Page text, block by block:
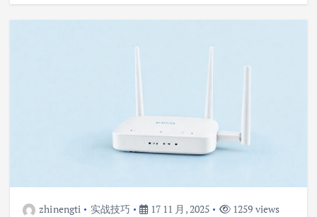
zhinengti 实战技巧 17 11 月, 2025 1259 views